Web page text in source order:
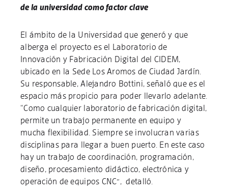
de la universidad como factor clave
El ámbito de la Universidad que generó y que
alberga el proyecto es el Laboratorio de
Innovación y Fabricación Digital del CIDEM,
ubicado en la Sede Los Aromos de Ciudad Jardín.
Su responsable, Alejandro Bottini, señaló que es el
espacio más propicio para poder llevarlo adelante.
“Como cualquier laboratorio de fabricación digital,
permite un trabajo permanente en equipo y
mucha flexibilidad. Siempre se involucran varias
disciplinas para llegar a buen puerto. En este caso
hay un trabajo de coordinación, programación,
diseño, procesamiento didáctico, electrónica y
operación de equipos CNC”, detalló.